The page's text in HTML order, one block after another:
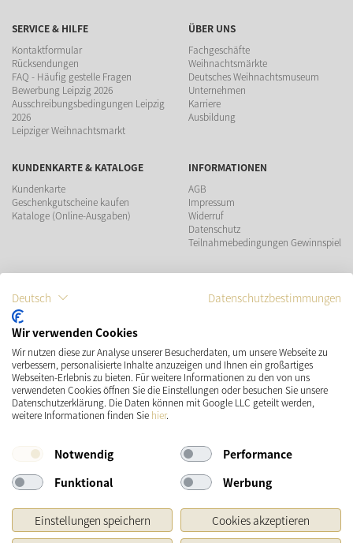
SERVICE & HILFE
Kontaktformular
Rücksendungen
FAQ - Häufig gestelle Fragen
Bewerbung Leipzig 2026
Ausschreibungsbedingungen Leipzig
2026
Leipziger Weihnachtsmarkt
ÜBER UNS
Fachgeschäfte
Weihnachtsmärkte
Deutsches Weihnachtsmuseum
Unternehmen
Karriere
Ausbildung
KUNDENKARTE & KATALOGE
Kundenkarte
Geschenkgutscheine kaufen
Kataloge (Online-Ausgaben)
INFORMATIONEN
AGB
Impressum
Widerruf
Datenschutz
Teilnahmebedingungen Gewinnspiel
VERSAND SOCIAL MEDIA
* Preisangaben inkl. gesetzl. MwSt. und zzgl.Versandkosten
Ursprünglicher Preis des Händlers, Unverbindliche Preisempfehlung des Herstellers
Deutsch Datenschutzbestimmungen
Wir verwenden Cookies
Wir nutzen diese zur Analyse unserer Besucherdaten, um unsere Webseite zu
verbessern, personalisierte Inhalte anzuzeigen und Ihnen ein großartiges
Webseiten-Erlebnis zu bieten. Für weitere Informationen zu den von uns
verwendeten Cookies öffnen Sie die Einstellungen oder besuchen Sie unsere
Datenschutzerklärung. Die Daten können mit Google LLC geteilt werden,
weitere Informationen finden Sie hier.
Notwendig
Performance
Funktional
Werbung
Einstellungen speichern
Cookies akzeptieren